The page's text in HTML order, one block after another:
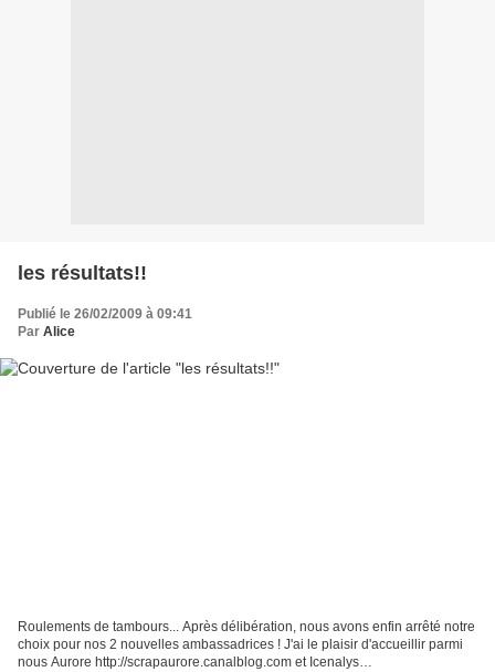
les résultats!!
Publié le 26/02/2009 à 09:41
Par Alice
Roulements de tambours... Après délibération, nous avons enfin arrêté notre
choix pour nos 2 nouvelles ambassadrices ! J'ai le plaisir d'accueillir parmi
nous Aurore http://scrapaurore.canalblog.com et Icenalys